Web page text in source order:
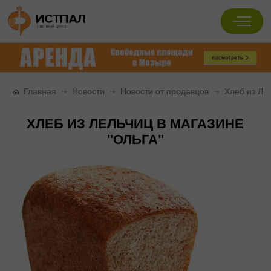
Главная Новости Новости от продавцов Хлеб из
ХЛЕБ ИЗ ЛЕЛЬЧИЦ В МАГАЗИНЕ
"ОЛЬГА"